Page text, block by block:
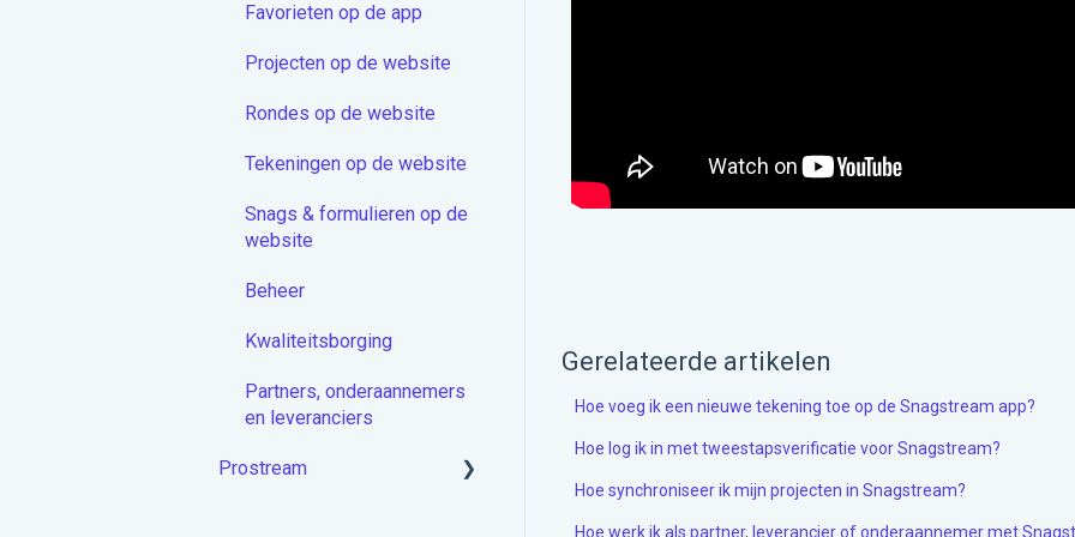
Gerelateerde artikelen
Hoe voeg ik een nieuwe tekening toe op de Snagstream app?
Hoe log ik in met tweestapsverificatie voor Snagstream?
Hoe synchroniseer ik mijn projecten in Snagstream?
Hoe werk ik als partner, leverancier of onderaannemer met
Overige artikelen
Favorieten op de app
Projecten op de website
Rondes op de website
Tekeningen op de website
Snags & formulieren op de
website
Beheer
Kwaliteitsborging
Partners, onderaannemers
en leveranciers
Prostream